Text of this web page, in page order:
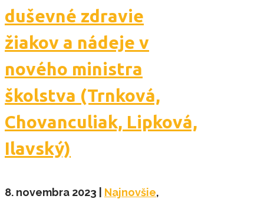
duševné zdravie
žiakov a nádeje v
nového ministra
školstva (Trnková,
Chovanculiak, Lipková,
Ilavský)
8. novembra 2023 Najnovšie,